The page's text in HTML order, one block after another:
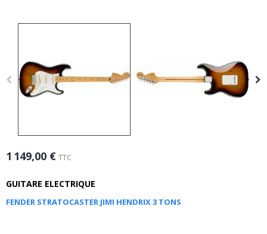
1 149,00 € TTC
GUITARE ELECTRIQUE
FENDER STRATOCASTER JIMI HENDRIX 3 TONS